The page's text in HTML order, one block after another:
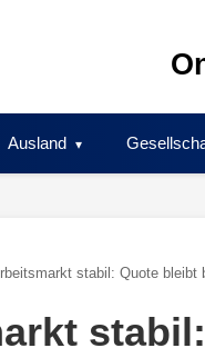
Ausland
stabil: Quote bleibt